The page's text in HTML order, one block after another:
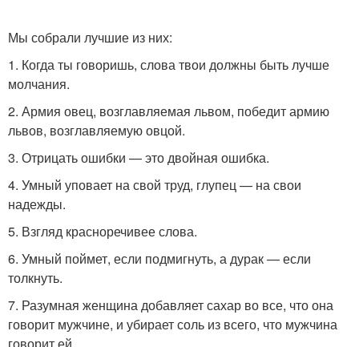
Мы собрали лучшие из них:
1. Когда ты говоришь, слова твои должны быть лучше
молчания.
2. Армия овец, возглавляемая львом, победит армию
львов, возглавляемую овцой.
3. Отрицать ошибки — это двойная ошибка.
4. Умный уповает на свой труд, глупец — на свои
надежды.
5. Взгляд красноречивее слова.
6. Умный поймет, если подмигнуть, а дурак — если
толкнуть.
7. Разумная женщина добавляет сахар во все, что она
говорит мужчине, и убирает соль из всего, что мужчина